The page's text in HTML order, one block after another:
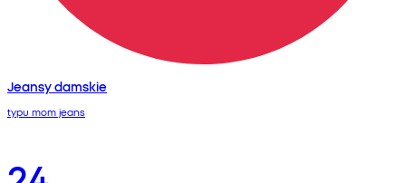
Jeansy damskie
typu mom jeans